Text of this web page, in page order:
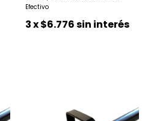
3x$6.776sin interés